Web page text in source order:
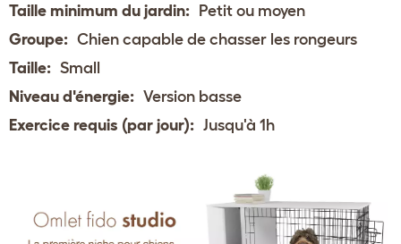
Taille minimum du jardin: Petit ou moyen
Groupe: Chien capable de chasser les rongeurs
Taille: Small
Niveau d'énergie: Version basse
Exercice requis (par jour): Jusqu'à 1h